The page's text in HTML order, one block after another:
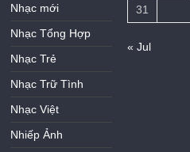
Nhạc mới
Nhạc Tổng Hợp
Nhạc Trẻ
Nhạc Trữ Tình
Nhạc Việt
Nhiếp Ảnh
31
« Jul